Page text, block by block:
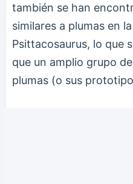
también se han
similares a plumas en
Psittacosaurus, lo que
que un amplio grupo
plumas (o sus